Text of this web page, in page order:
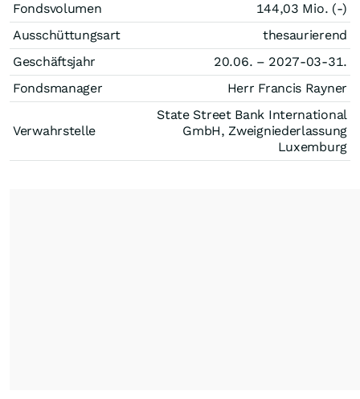
Fondsvolumen
144,03 Mio. (-)
Ausschüttungsart
thesaurierend
Geschäftsjahr
20.06. – 2027-03-31.
Fondsmanager
Herr Francis Rayner
Verwahrstelle
State Street Bank International
GmbH, Zweigniederlassung
Luxemburg